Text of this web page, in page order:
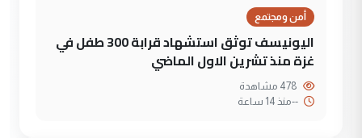
أمن ومجتمع
اليونيسف توثق استشهاد قرابة 300 طفل في
غزة منذ تشرين الاول الماضي
--منذ 14 ساعة